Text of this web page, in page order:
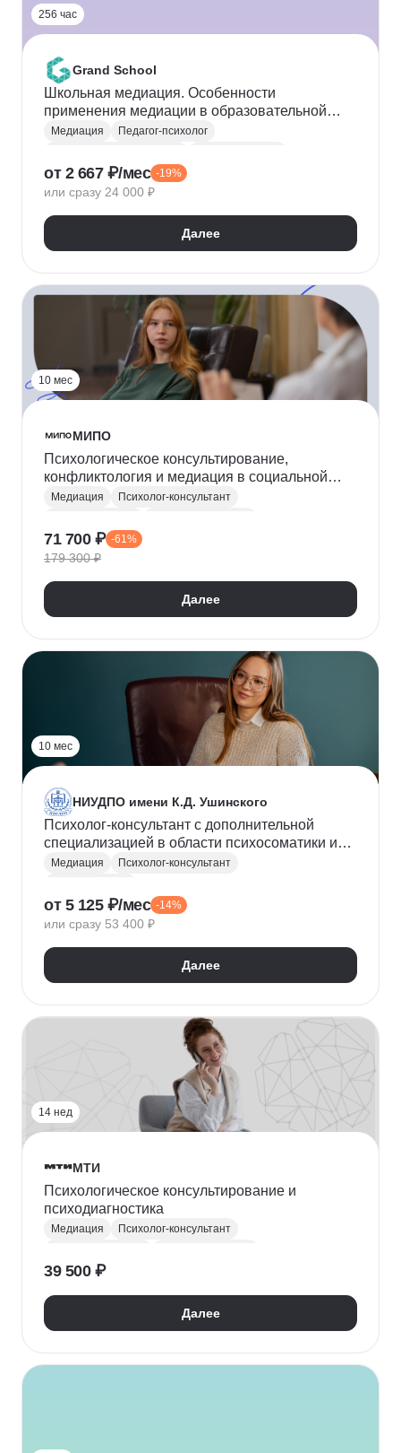
256 час
Grand School
Школьная медиация. Особенности
применения медиации в образовательной
организации
Медиация
Педагог-психолог
Решение конфликтов
от 2 667 ₽/мес -19%
или сразу 24 000 ₽
Далее
10 мес
МИПО
Психологическое консультирование,
конфликтология и медиация в социальной
сфере
Медиация
Психолог-консультант
Общая психология
Эмоциональный интеллект
Психология личности
71 700 ₽ -61%
179 300 ₽
Далее
10 мес
НИУДПО имени К.Д. Ушинского
Психолог-консультант с дополнительной
специализацией в области психосоматики и
телесной психотерапии (1000ч)
Медиация
Психолог-консультант
Телесно-ориентированная терапия
Психолог-криминалист
Психология личности
Дифференциальная психология
Семейная психология
от 5 125 ₽/мес -14%
или сразу 53 400 ₽
Далее
14 нед
МТИ
Психологическое консультирование и
психодиагностика
Медиация
Психолог-консультант
Психология управления
39 500 ₽
Далее